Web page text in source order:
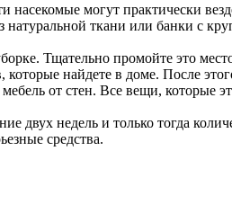
насекомые могут практически
ткани или банки с
Тщательно промойте это
найдете в доме. После
от стен. Все вещи, которые
двух недель и только тогда
средства.